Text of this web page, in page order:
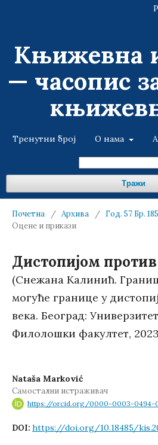
Књижевна
— часопис
Тренутни број О нама
Тражи
Почетна / Архива / Год. 57 Бр.
Оцене и прикази
Дистопијом
(Снежана Калинић.
могуће границе у
века. Београд:
Филолошки факултет,
Nataša Marković
Самостални истраживач
https://orcid.org/0000-0003-0494-
DOI: https://doi.org/10.18485/